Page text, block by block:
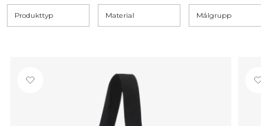
Produkttyp Material Målgrupp